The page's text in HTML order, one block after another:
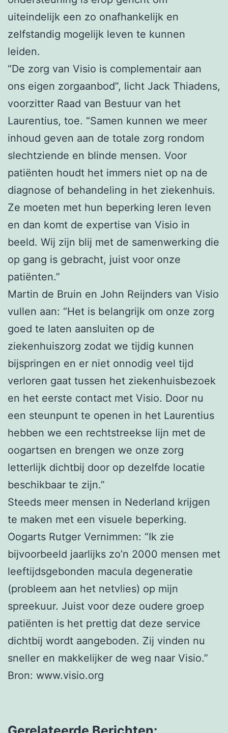
uiteindelijk een zo onafhankelijk en
zelfstandig mogelijk leven te kunnen
leiden.
“De zorg van Visio is complementair aan
ons eigen zorgaanbod”, licht Jack Thiadens,
voorzitter Raad van Bestuur van het
Laurentius, toe. “Samen kunnen we meer
inhoud geven aan de totale zorg rondom
slechtziende en blinde mensen. Voor
patiënten houdt het immers niet op na de
diagnose of behandeling in het ziekenhuis.
Ze moeten met hun beperking leren leven
en dan komt de expertise van Visio in
beeld. Wij zijn blij met de samenwerking die
op gang is gebracht, juist voor onze
patiënten.”
Martin de Bruin en John Reijnders van Visio
vullen aan: “Het is belangrijk om onze zorg
goed te laten aansluiten op de
ziekenhuiszorg zodat we tijdig kunnen
bijspringen en er niet onnodig veel tijd
verloren gaat tussen het ziekenhuisbezoek
en het eerste contact met Visio. Door nu
een steunpunt te openen in het Laurentius
hebben we een rechtstreekse lijn met de
oogartsen en brengen we onze zorg
letterlijk dichtbij door op dezelfde locatie
beschikbaar te zijn.”
Steeds meer mensen in Nederland krijgen
te maken met een visuele beperking.
Oogarts Rutger Vernimmen: “Ik zie
bijvoorbeeld jaarlijks zo’n 2000 mensen met
leeftijdsgebonden macula degeneratie
(probleem aan het netvlies) op mijn
spreekuur. Juist voor deze oudere groep
patiënten is het prettig dat deze service
dichtbij wordt aangeboden. Zij vinden nu
sneller en makkelijker de weg naar Visio.”
Bron: www.visio.org